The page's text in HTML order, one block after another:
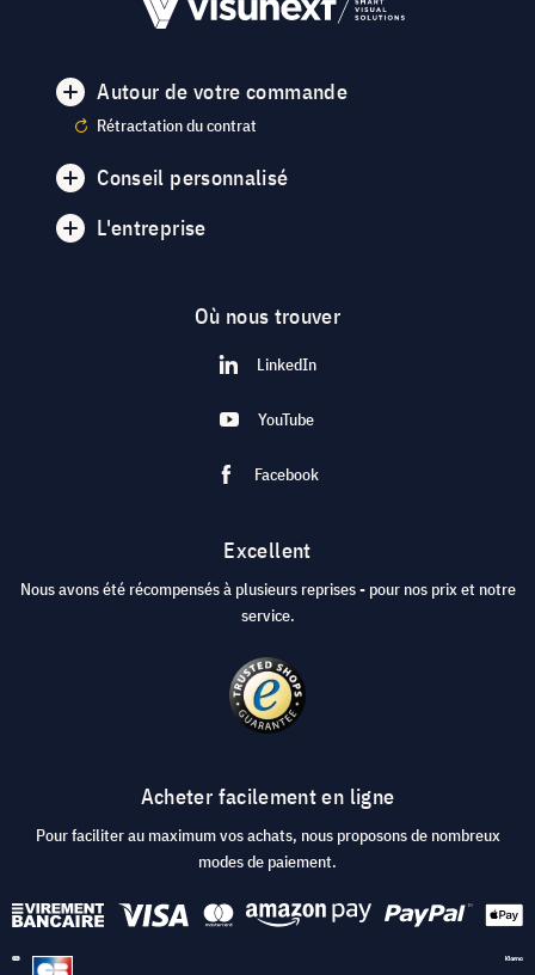
Autour de votre commande
Rétractation du contrat
Conseil personnalisé
L'entreprise
Où nous trouver
LinkedIn
YouTube
Facebook
Excellent
Nous avons été récompensés à plusieurs reprises - pour nos prix et notre
service.
Acheter facilement en ligne
Pour faciliter au maximum vos achats, nous proposons de nombreux
modes de paiement.